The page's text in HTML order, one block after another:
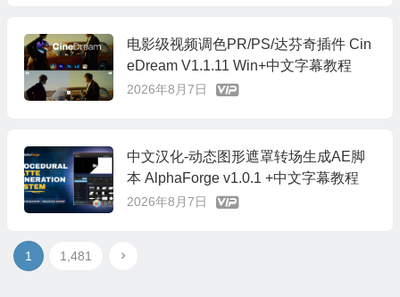
电影级视频调色PR/PS/达芬奇插件 Cin
eDream V1.1.11 Win+中文字幕教程
2026年8月7日
中文汉化-动态图形遮罩转场生成AE脚
本 AlphaForge v1.0.1 +中文字幕教程
2026年8月7日
1 1,481